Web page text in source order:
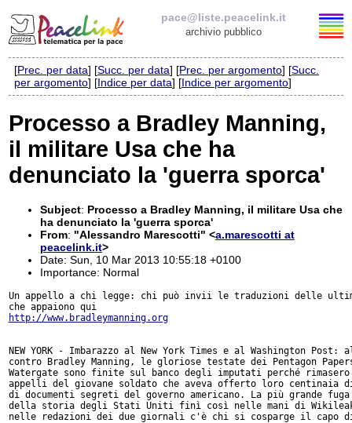
pace@liste.peacelink.it
archivio pubblico
Elenco delle liste
Iscrizione / Cancellazione
Policy delle liste di PeaceLink
Informativa sulla privacy
Richieste di rimozione
[Prec. per data] [Succ. per data] [Prec. per argomento] [Succ.
per argomento] [Indice per data] [Indice per argomento]
Processo a Bradley Manning,
il militare Usa che ha
denunciato la 'guerra sporca'
Subject: Processo a Bradley Manning, il militare Usa che
ha denunciato la 'guerra sporca'
From: "Alessandro Marescotti" <a.marescotti at
peacelink.it>
Date: Sun, 10 Mar 2013 10:55:18 +0100
Importance: Normal
Un appello a chi legge: chi può invii le traduzioni delle
http://www.bradleymanning.org
NEW YORK - Imbarazzo al New York Times e al Washington Post:
contro Bradley Manning, le gloriose testate dei Pentagon
Watergate sono finite sul banco degli imputati perché
appelli del giovane soldato che aveva offerto loro centinaia
di documenti segreti del governo americano. La più grande
della storia degli Stati Uniti finì così nelle mani di
nelle redazioni dei due giornali c'è chi si cosparge il capo